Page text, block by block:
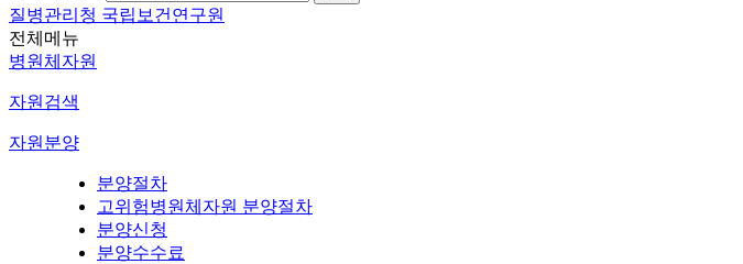
질병관리청 국립보건연구원
전체메뉴
병원체자원
자원검색
자원분양
분양절차
고위험병원체자원 분양절차
분양신청
분양수수료